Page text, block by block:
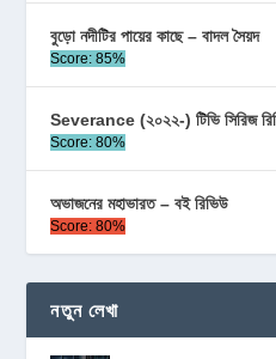
বুড়ো নদীটির পায়ের কাছে – বাদল সৈয়দ
Score: 85%
Severance (২০২২-) টিভি সিরিজ
Score: 80%
অভাজনের মহাভারত – বই রিভিউ
Score: 80%
নতুন লেখা